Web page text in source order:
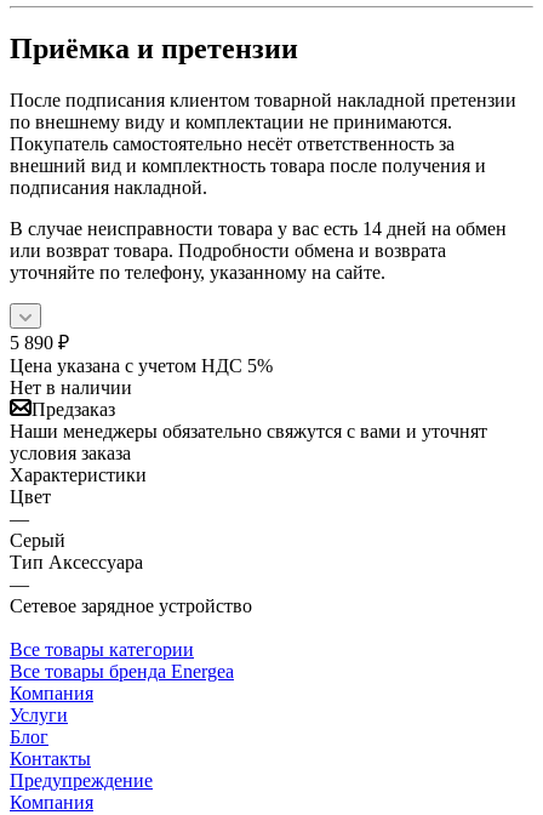
Приёмка и претензии
После подписания клиентом товарной накладной претензии
по внешнему виду и комплектации не принимаются.
Покупатель самостоятельно несёт ответственность за
внешний вид и комплектность товара после получения и
подписания накладной.
В случае неисправности товара у вас есть 14 дней на обмен
или возврат товара. Подробности обмена и возврата
уточняйте по телефону, указанному на сайте.
5 890 ₽
Цена указана с учетом НДС 5%
Нет в наличии
Предзаказ
Наши менеджеры обязательно свяжутся с вами и уточнят
условия заказа
Характеристики
Цвет
—
Серый
Тип Аксессуара
—
Сетевое зарядное устройство
Все товары категории
Все товары бренда Energea
Компания
Услуги
Блог
Контакты
Предупреждение
Компания